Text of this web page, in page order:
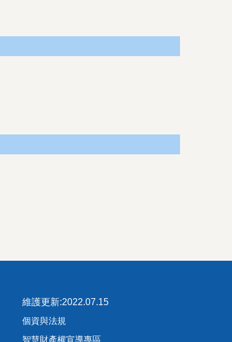
維護更新:2022.07.15
個資與法規
智慧財產權宣導專區